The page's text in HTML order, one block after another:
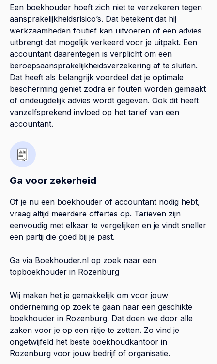
Een boekhouder hoeft zich niet te verzekeren tegen
aansprakelijkheidsrisico’s. Dat betekent dat hij
werkzaamheden foutief kan uitvoeren of een advies
uitbrengt dat mogelijk verkeerd voor je uitpakt. Een
accountant daarentegen is verplicht om een
beroepsaansprakelijkheidsverzekering af te sluiten.
Dat heeft als belangrijk voordeel dat je optimale
bescherming geniet zodra er fouten worden gemaakt
of ondeugdelijk advies wordt gegeven. Ook dit heeft
vanzelfsprekend invloed op het tarief van een
accountant.
Ga voor zekerheid
Of je nu een boekhouder of accountant nodig hebt,
vraag altijd meerdere offertes op. Tarieven zijn
eenvoudig met elkaar te vergelijken en je vindt sneller
een partij die goed bij je past.
Ga via Boekhouder.nl op zoek naar een
topboekhouder in Rozenburg
Wij maken het je gemakkelijk om voor jouw
onderneming op zoek te gaan naar een geschikte
boekhouder in Rozenburg. Dat doen we door alle
zaken voor je op een rijtje te zetten. Zo vind je
ongetwijfeld het beste boekhoudkantoor in
Rozenburg voor jouw bedrijf of organisatie.